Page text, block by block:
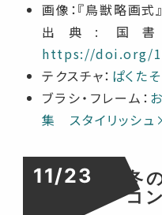
画像：『鳥獣略画
出典: 国書
https://doi.org/
テクスチャ： ぱくたそ
ブラシ・フレーム：
集 スタイリッシュ
11/23
冬
コ